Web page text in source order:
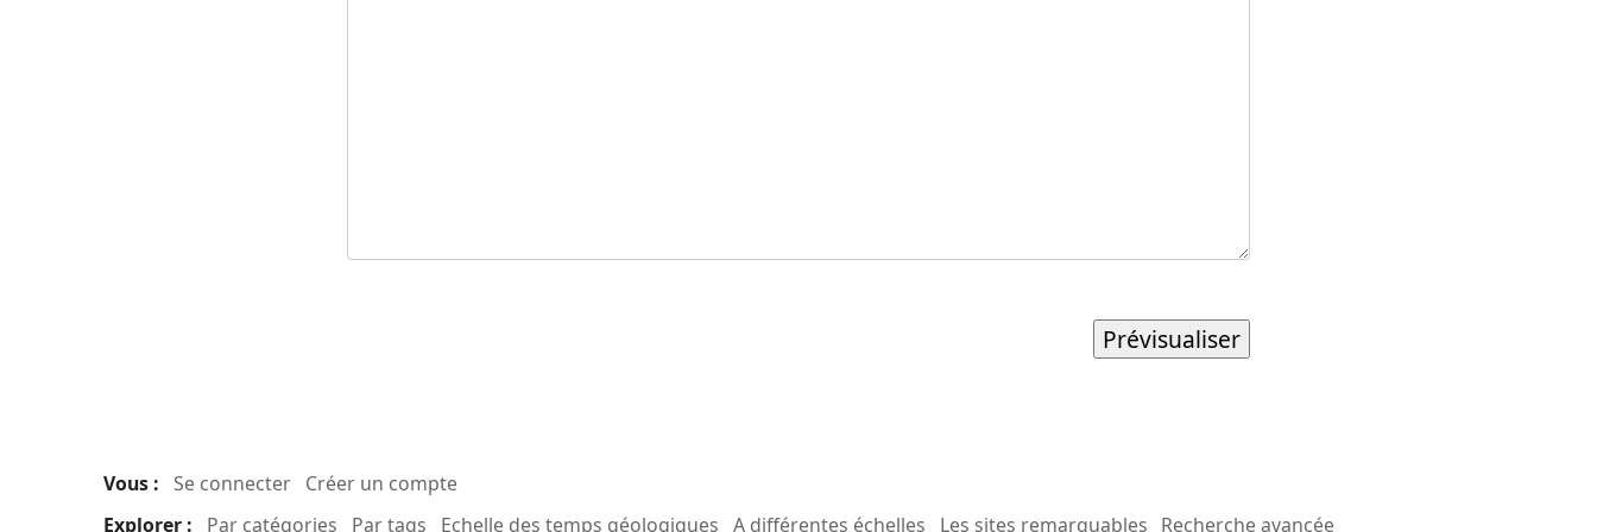
Vous : Se connecter Créer un compte
Explorer :
Par catégories Par tags Echelle des temps géologiques A différentes échelles Les sites remarquables Recherche avancée